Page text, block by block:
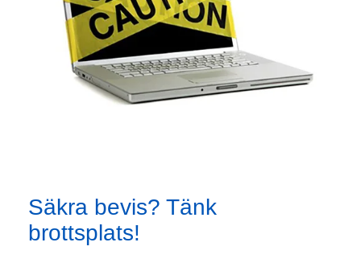
Säkra bevis? Tänk
brottsplats!